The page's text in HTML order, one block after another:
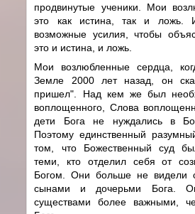
продвинутые ученики. Мои
это как истина, так и ложь.
возможные усилия, чтобы
это и истина, и ложь.
Мои возлюбленные сердца,
Земле 2000 лет назад, он
пришел". Над кем же был
воплощенного, Слова
дети Бога не нуждались в
Поэтому единственный
том, что Божественный суд
теми, кто отделил себя от
Богом. Они больше не видели
сынами и дочерьми Бога.
существами более важными,